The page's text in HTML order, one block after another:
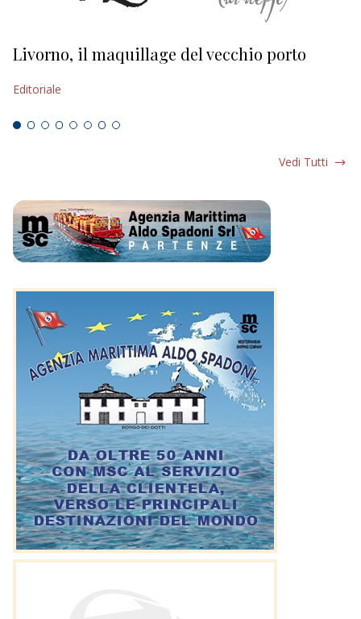
Livorno, il maquillage del vecchio porto
Editoriale
Vedi Tutti